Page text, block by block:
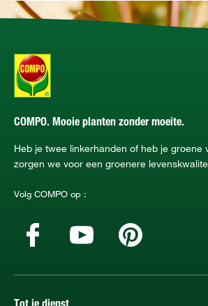
COMPO. Mooie planten zonder moeite.
Heb je twee linkerhanden of heb je groene
zorgen we voor een groenere
Volg COMPO op :